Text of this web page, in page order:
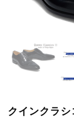
クインクラシ